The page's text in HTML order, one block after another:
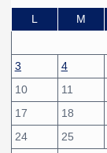
L
M
3
4
10
11
17
18
24
25